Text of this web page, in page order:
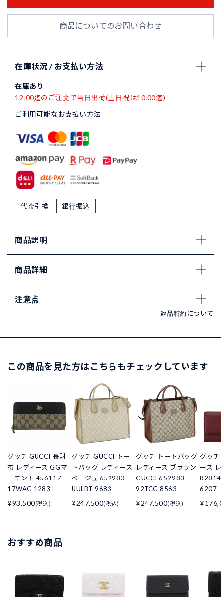
商品についてのお問い合わせ
在庫状況 / お支払い方法
在庫あり
12:00迄のご注文で当日出荷(土日祝は10:00迄)
ご利用可能なお支払い方法
代金引換 銀行振込
商品説明
商品詳細
注意点
返品特約について
この商品を見た方はこちらもチェックしています
グッチ GUCCI 長財
布 レディース GGマ
ーモント 456117
17WAG 1283
¥93,500(税込)
グッチ GUCCI トー
トバッグ レディース
ベージュ 659983
UULBT 9683
¥247,500(税込)
グッチ トートバッグ
レディース ブラウン
GUCCI 659983
92TCG 8563
¥247,500(税込)
グッ
ース
6207
おすすめ商品